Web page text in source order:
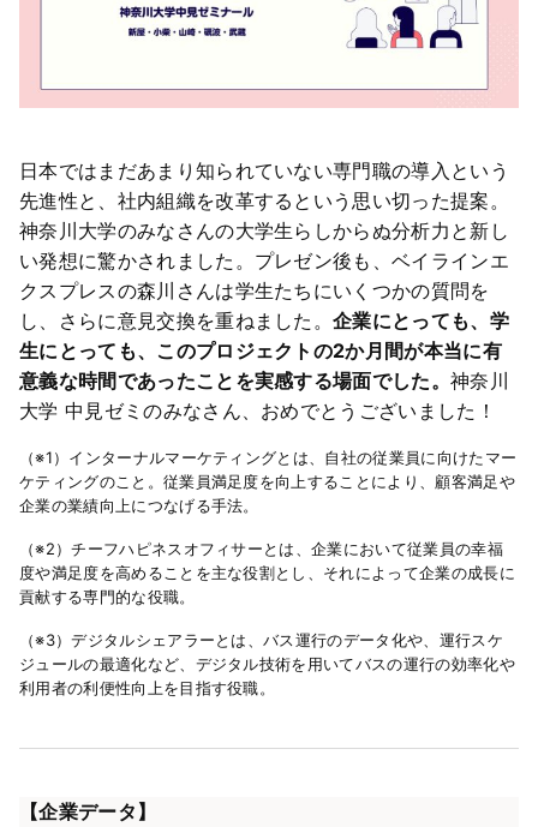
日本ではまだあまり知られていない専門職の導入という
先進性と、社内組織を改革するという思い切った提案。
神奈川大学のみなさんの大学生らしからぬ分析力と新し
い発想に驚かされました。プレゼン後も、ベイラインエ
クスプレスの森川さんは学生たちにいくつかの質問を
し、さらに意見交換を重ねました。企業にとっても、学
生にとっても、このプロジェクトの2か月間が本当に有
意義な時間であったことを実感する場面でした。神奈川
大学 中見ゼミのみなさん、おめでとうございました！
（※1）インターナルマーケティングとは、自社の従業員に向けたマー
ケティングのこと。従業員満足度を向上することにより、顧客満足や
企業の業績向上につなげる手法。
（※2）チーフハピネスオフィサーとは、企業において従業員の幸福
度や満足度を高めることを主な役割とし、それによって企業の成長に
貢献する専門的な役職。
（※3）デジタルシェアラーとは、バス運行のデータ化や、運行スケ
ジュールの最適化など、デジタル技術を用いてバスの運行の効率化や
利用者の利便性向上を目指す役職。
【企業データ】